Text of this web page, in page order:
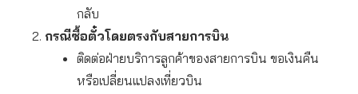
กลับ
กรณีซื้อตั๋วโดยตรงกับสายการบิน
ติดต่อฝ่ายบริการลูกค้าของสายการบิน ขอเงินคืน
หรือเปลี่ยนแปลงเที่ยวบิน